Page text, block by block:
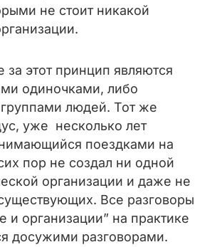
не стоит никакой
этот принцип являются
одиночками, либо
людей. Тот же
уже несколько лет
поездками на
пор не создал ни одной
организации и даже не
Все разговоры
и организации” на практике
досужими разговорами.